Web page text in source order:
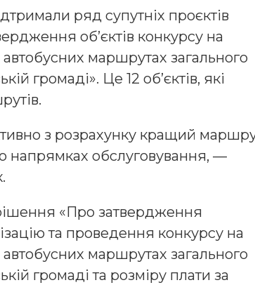
ряд супутніх проєктів
об’єктів конкурсу на
маршрутах загального
громаді». Це 12 обʼєктів, які
з розрахунку кращий
напрямках обслуговування, —
«Про затвердження
та проведення конкурсу на
маршрутах загального
громаді та розміру плати за